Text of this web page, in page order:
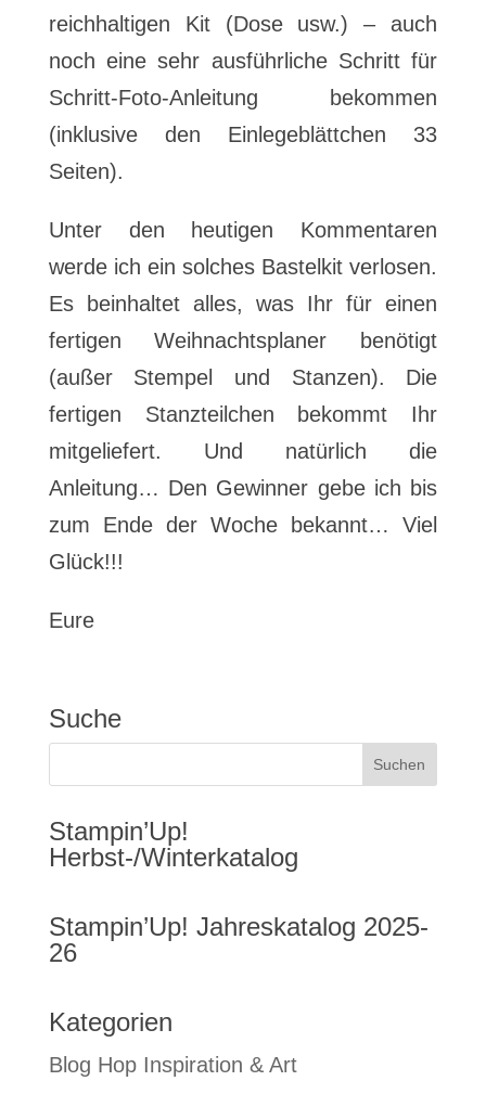
reichhaltigen Kit (Dose usw.) – auch
noch eine sehr ausführliche Schritt für
Schritt-Foto-Anleitung bekommen
(inklusive den Einlegeblättchen 33
Seiten).
Unter den heutigen Kommentaren
werde ich ein solches Bastelkit verlosen.
Es beinhaltet alles, was Ihr für einen
fertigen Weihnachtsplaner benötigt
(außer Stempel und Stanzen). Die
fertigen Stanzteilchen bekommt Ihr
mitgeliefert. Und natürlich die
Anleitung… Den Gewinner gebe ich bis
zum Ende der Woche bekannt… Viel
Glück!!!
Eure
Suche
Stampin’Up!
Herbst-/Winterkatalog
Stampin’Up! Jahreskatalog 2025-
26
Kategorien
Blog Hop Inspiration & Art